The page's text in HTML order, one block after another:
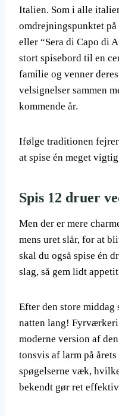
Italien. Som i alle
omdrejningspunktet på
eller “Sera di Capo di
stort spisebord til en
familie og venner
velsignelser sammen
kommende år.
Ifølge traditionen
at spise én meget
Spis 12 druer
Men der er mere
mens uret slår, for at
skal du også spise én
slag, så gem lidt
Efter den store middag
natten lang!
moderne version af
tonsvis af larm på
spøgelserne væk,
bekendt gør ret